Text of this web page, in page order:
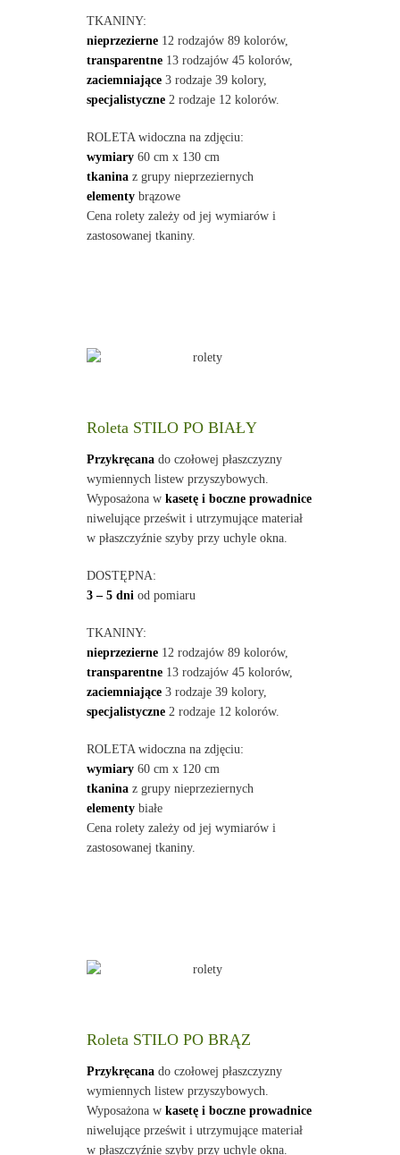
TKANINY:
nieprzezierne12 rodzajów 89 kolorów,
transparentne13 rodzajów 45 kolorów,
zaciemniające3 rodzaje 39 kolory,
specjalistyczne2 rodzaje 12 kolorów.
ROLETA widoczna na zdjęciu:
wymiary60 cm x 130 cm
tkaninaz grupy nieprzeziernych
elementybrązowe
Cena rolety zależy od jej wymiarów i
zastosowanej tkaniny.
Roleta STILO PO BIAŁY
Przykręcanado czołowej płaszczyzny
wymiennych listew przyszybowych.
Wyposażona w kasetę i boczne prowadnice
niwelujące prześwit i utrzymujące materiał
w płaszczyźnie szyby przy uchyle okna.
DOSTĘPNA:
3 – 5 dni od pomiaru
TKANINY:
nieprzezierne12 rodzajów 89 kolorów,
transparentne13 rodzajów 45 kolorów,
zaciemniające3 rodzaje 39 kolory,
specjalistyczne2 rodzaje 12 kolorów.
ROLETA widoczna na zdjęciu:
wymiary60 cm x 120 cm
tkaninaz grupy nieprzeziernych
elementybiałe
Cena rolety zależy od jej wymiarów i
zastosowanej tkaniny.
Roleta STILO PO BRĄZ
Przykręcanado czołowej płaszczyzny
wymiennych listew przyszybowych.
Wyposażona w kasetę i boczne prowadnice
niwelujące prześwit i utrzymujące materiał
w płaszczyźnie szyby przy uchyle okna.